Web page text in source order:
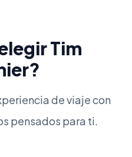
Tim
de viaje con
pensados para ti.